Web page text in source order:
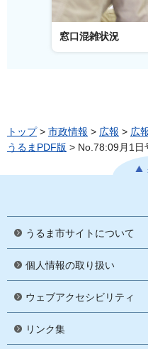
窓口混雑状況
トップ> 市政情報 > 広報 > 広
うるまPDF版 > No.78:09月1日
うるま市サイトについて
個人情報の取り扱い
ウェブアクセシビリティ
リンク集